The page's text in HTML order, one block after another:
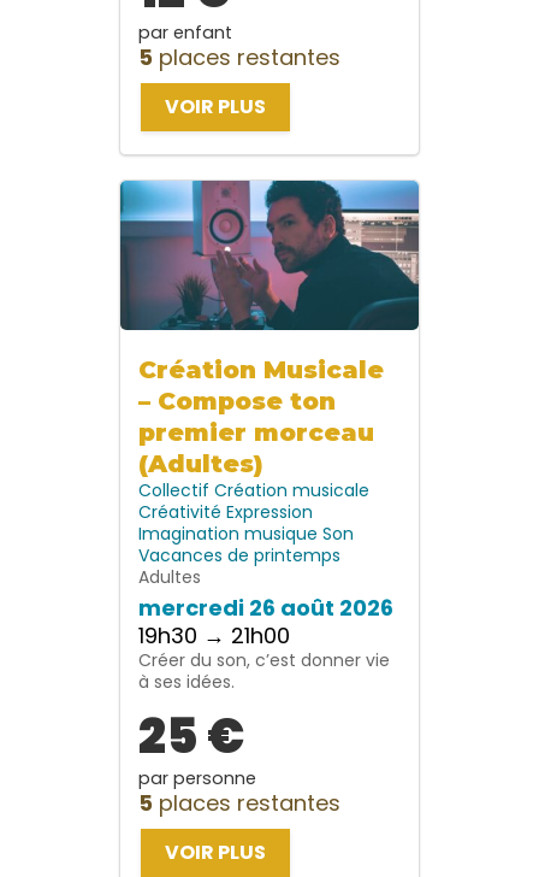
par enfant
5 places restantes
VOIR PLUS
Création Musicale
– Compose ton
premier morceau
(Adultes)
Collectif Création musicale
Créativité Expression
Imagination musique Son
Vacances de printemps
Adultes
mercredi 26 août 2026
19h30 → 21h00
Créer du son, c’est donner vie
à ses idées.
25 €
par personne
5 places restantes
VOIR PLUS